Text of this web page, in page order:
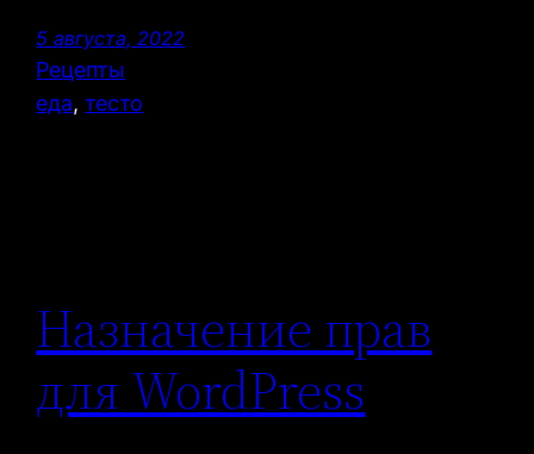
5 августа, 2022
Рецепты
еда, тесто
Назначение прав
для WordPress